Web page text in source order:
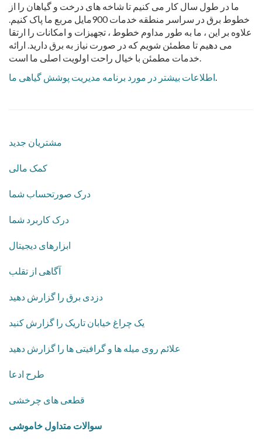
ما در طول سال کار می کنیم تا شاخه های درخت و گیاهان را از
خطوط برق در سراسر منطقه خدمات 900مایل مربع ما پاک کنیم.
علاوه بر این ، ما به طور مداوم خطوط ، تجهیزات و امکانات را ارتقا
می دهیم تا مطمئن شویم که در صورت نیاز به برق دارید. ارائه
خدمات مطمئن با خیال راحت اولویت اصلی ما است.
اطلاعات بیشتر در مورد برنامه مدیریت پوشش گیاهی ما.
مشتریان جدید
کمک مالی
درک صورتحساب شما
درک کاربرد شما
ابزارهای دیجیتال
آگاهی از تقلب
دزدی برق را گزارش دهید
یک چراغ خیابان تاریک را گزارش کنید
علائم روی میله ها و گرافیتی ها را گزارش دهید
طرح ادعا
قطعی های چرخشی
​سوالات متداول خاموشی